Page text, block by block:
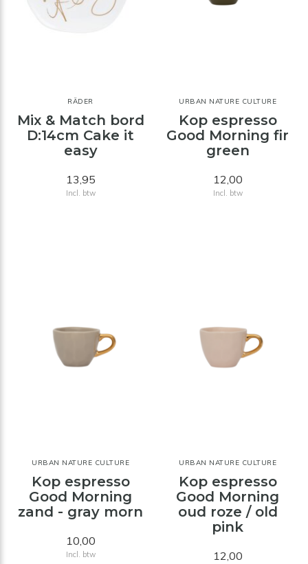
RÄDER
Mix & Match bord
D:14cm Cake it
easy
13,95
Incl. btw
URBAN NATURE CULTURE
Kop espresso
Good Morning fir
green
12,00
Incl. btw
URBAN NATURE CULTURE
Kop espresso
Good Morning
zand - gray morn
10,00
Incl. btw
URBAN NATURE CULTURE
Kop espresso
Good Morning
oud roze / old
pink
12,00